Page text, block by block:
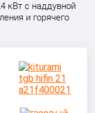
кВт с наддувной
и горячего